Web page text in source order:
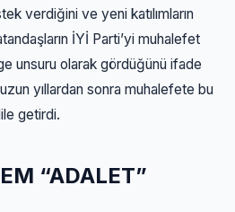
verdiğini ve yeni katılımların
İYİ Parti’yi muhalefet
unsuru olarak gördüğünü ifade
yıllardan sonra muhalefete bu
getirdi.
“ADALET”